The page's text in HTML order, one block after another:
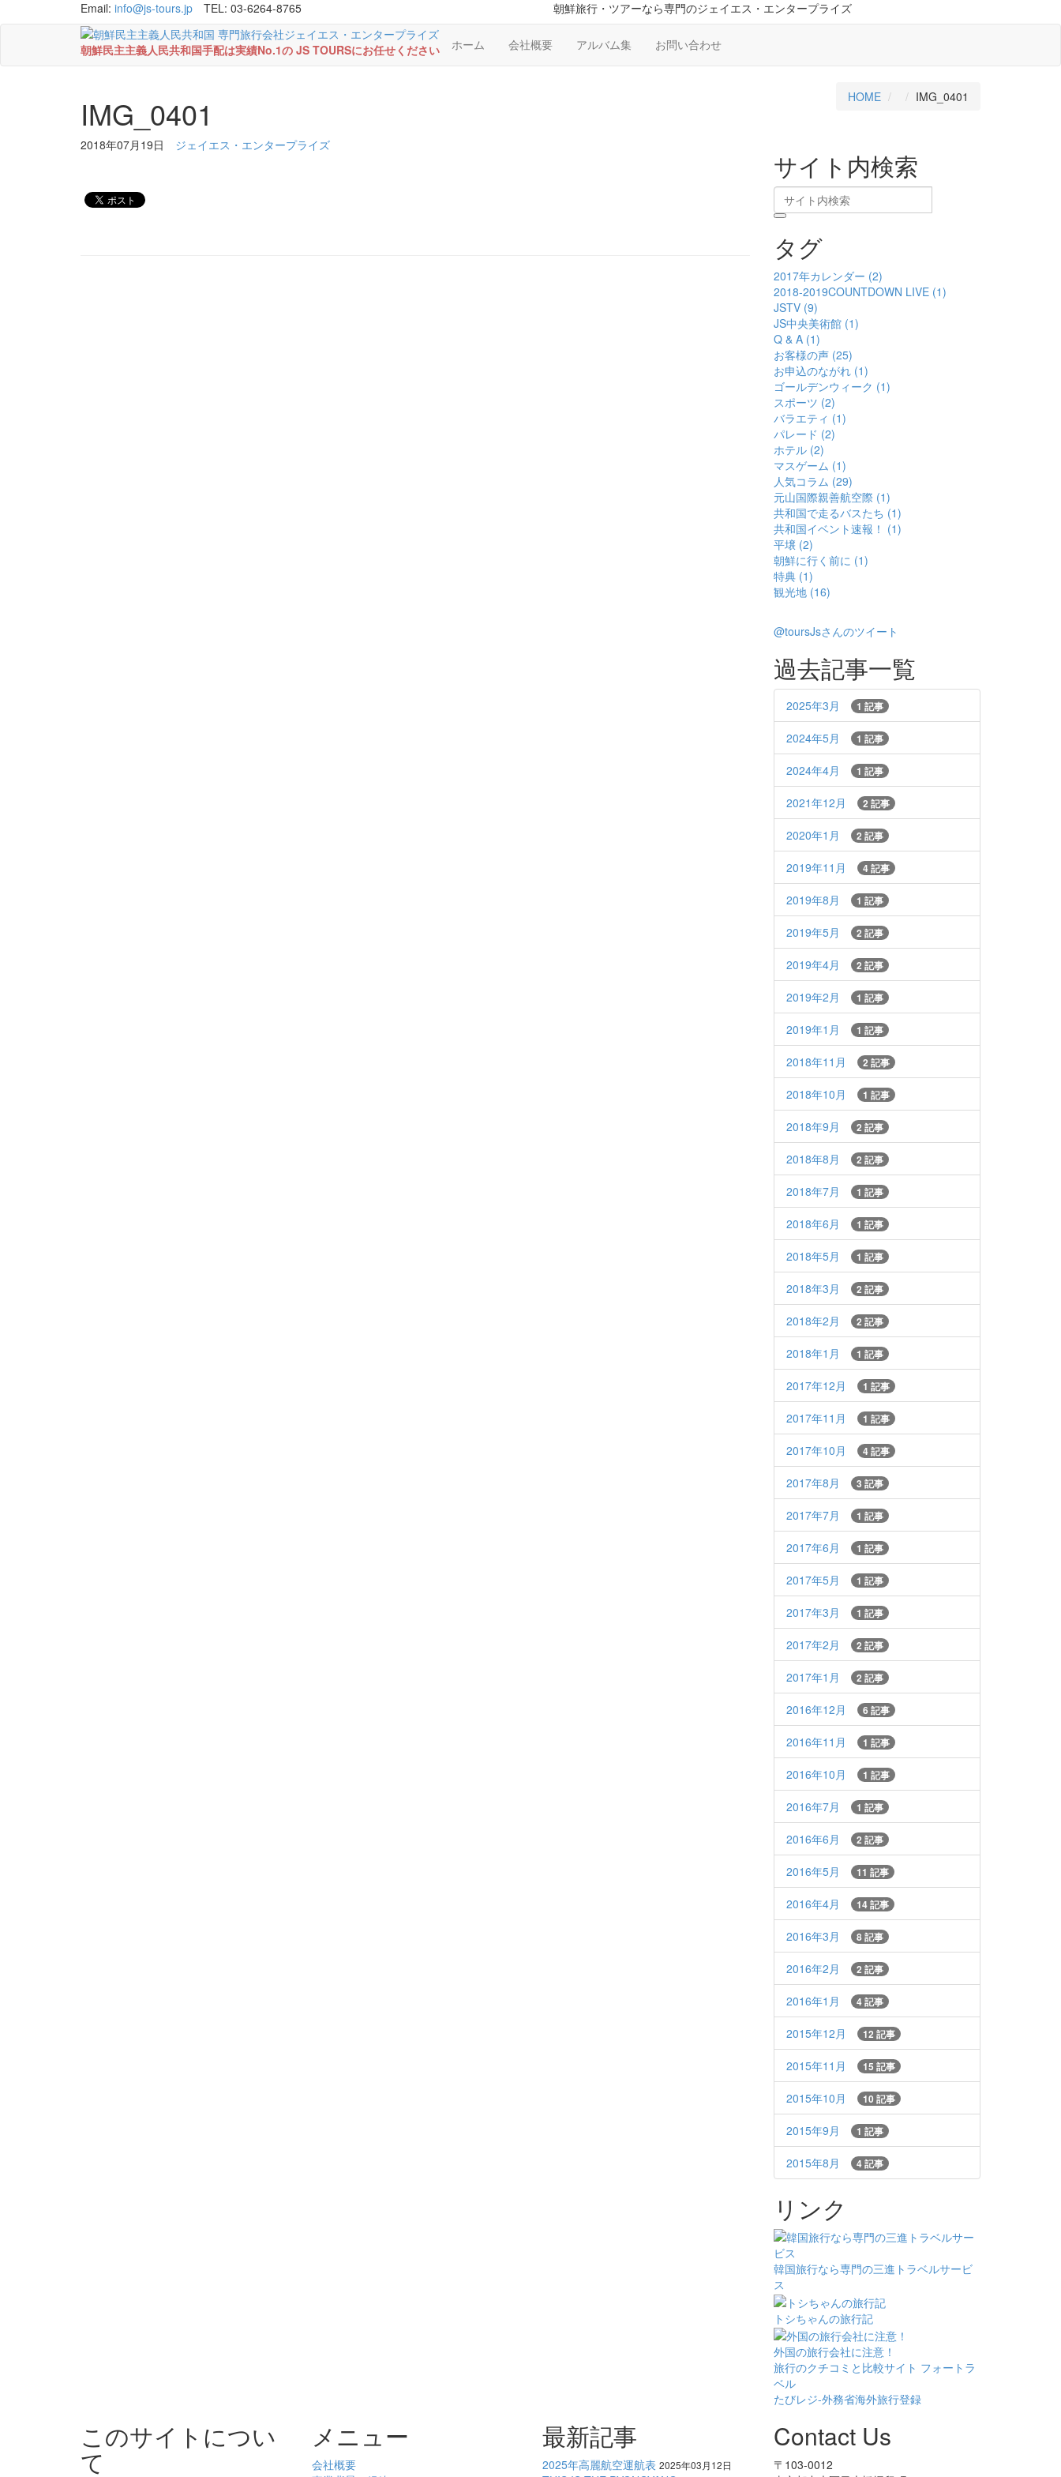
Email: info@js-tours.jp TEL: 03-6264-8765 朝鮮旅行・ツアーなら専門のジェイエス・エンタープライズ
朝鮮民主主義人民共和国手配は実績No.1の JS TOURSにお任せください ホーム 会社概要 アルバム集 お問い合わせ
IMG_0401 HOME IMG_0401
2018年07月19日 ジェイエス・エンタープライズ
サイト内検索
タグ
2017年カレンダー (2)
2018-2019COUNTDOWN LIVE (1)
JSTV (9)
JS中央美術館 (1)
Q & A (1)
お客様の声 (25)
お申込のながれ (1)
ゴールデンウィーク (1)
スポーツ (2)
バラエティ (1)
パレード (2)
ホテル (2)
マスゲーム (1)
人気コラム (29)
元山国際親善航空際 (1)
共和国で走るバスたち (1)
共和国イベント速報！ (1)
平壌 (2)
朝鮮に行く前に (1)
特典 (1)
観光地 (16)
@toursJsさんのツイート
過去記事一覧
2025年3月 1 記事
2024年5月 1 記事
2024年4月 1 記事
2021年12月 2 記事
2020年1月 2 記事
2019年11月 4 記事
2019年8月 1 記事
2019年5月 2 記事
2019年4月 2 記事
2019年2月 1 記事
2019年1月 1 記事
2018年11月 2 記事
2018年10月 1 記事
2018年9月 2 記事
2018年8月 2 記事
2018年7月 1 記事
2018年6月 1 記事
2018年5月 1 記事
2018年3月 2 記事
2018年2月 2 記事
2018年1月 1 記事
2017年12月 1 記事
2017年11月 1 記事
2017年10月 4 記事
2017年8月 3 記事
2017年7月 1 記事
2017年6月 1 記事
2017年5月 1 記事
2017年3月 1 記事
2017年2月 2 記事
2017年1月 2 記事
2016年12月 6 記事
2016年11月 1 記事
2016年10月 1 記事
2016年7月 1 記事
2016年6月 2 記事
2016年5月 11 記事
2016年4月 14 記事
2016年3月 8 記事
2016年2月 2 記事
2016年1月 4 記事
2015年12月 12 記事
2015年11月 15 記事
2015年10月 10 記事
2015年9月 1 記事
2015年8月 4 記事
リンク
韓国旅行なら専門の三進トラベルサービ
ス
トシちゃんの旅行記
外国の旅行会社に注意！
旅行のクチコミと比較サイト フォートラ
ベル
たびレジ-外務省海外旅行登録
このサイトについ
て
メニュー
会社概要
最新記事
2025年高麗航空運航表 2025年03月12日
Contact Us
〒103-0012